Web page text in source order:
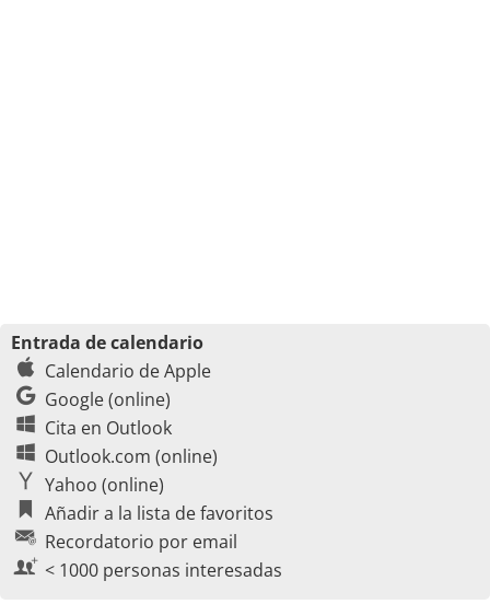
Entrada de calendario
Calendario de Apple
Google (online)
Cita en Outlook
Outlook.com (online)
Yahoo (online)
Añadir a la lista de favoritos
Recordatorio por email
< 1000 personas interesadas